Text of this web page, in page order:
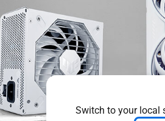
Switch to your local